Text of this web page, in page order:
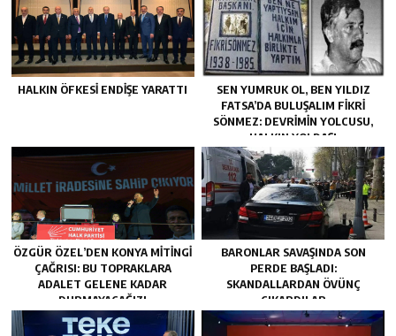
HALKIN ÖFKESI ENDIŞE YARATTI
SEN YUMRUK OL, BEN YILDIZ
FATSA’DA BULUŞALIM FIKRI
SÖNMEZ: DEVRIMIN YOLCUSU,
HALKIN YOLDAŞI
ÖZGÜR ÖZEL’DEN KONYA MITINGI
ÇAĞRISI: BU TOPRAKLARA
ADALET GELENE KADAR
DURMAYACAĞIZ!
BARONLAR SAVAŞINDA SON
PERDE BAŞLADI:
SKANDALLARDAN ÖVÜNÇ
ÇIKARDILAR